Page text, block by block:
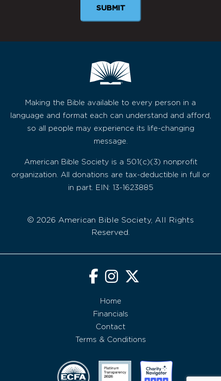
Making the Bible available to every person in a
language and format each can understand and afford,
so all people may experience its life-changing
message.
American Bible Society is a 501(c)(3) nonprofit
organization. All donations are tax-deductible in full or
in part. EIN: 13-1623885
© 2026 American Bible Society, All Rights
Reserved.
Home
Financials
Contact
Terms & Conditions